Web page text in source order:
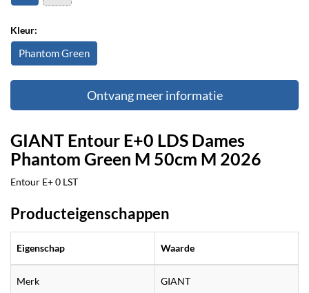
Kleur:
Phantom Green
Ontvang meer informatie
GIANT Entour E+0 LDS Dames
Phantom Green M 50cm M 2026
Entour E+ 0 LST
Producteigenschappen
Eigenschap Waarde
Merk GIANT